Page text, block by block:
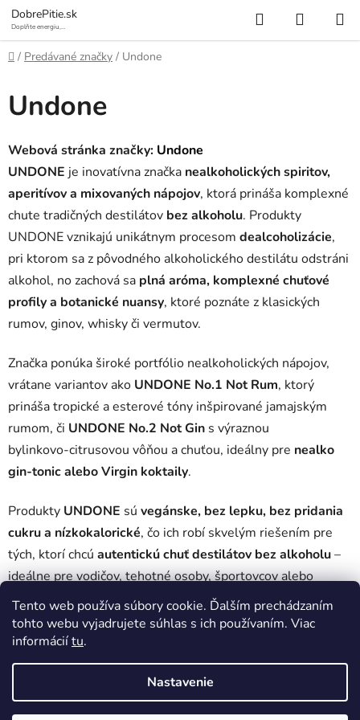
Tento web používa súbory cookie. Ďalším prechádzaním
tohto webu vyjadrujete súhlas s ich používaním. Viac
informáciítu.
Nastavenie
Prejsť
na
obsah
DobrePitie.sk
Doplňte energiu,
Hľadať
KOŠÍK
Domov
/ Predávané značky / Undone
Undone
Webová stránka značky: Undone
UNDONE je inovatívna značka nealkoholických spiritov,
aperitívov a mixovaných nápojov, ktorá prináša komplexné
chute tradičných destilátov bez alkoholu. Produkty
UNDONE vznikajú unikátnym procesom dealcoholizácie,
pri ktorom sa z pôvodného alkoholického destilátu odstráni
alkohol, no zachová sa plná aróma, komplexné chuťové
profily a botanické nuansy, ktoré poznáte z klasických
rumov, ginov, whisky či vermutov.
Značka ponúka široké portfólio nealkoholických nápojov,
vrátane variantov ako UNDONE No.1 Not Rum, ktorý
prináša tropické a esterové tóny inšpirované jamajským
rumom, či UNDONE No.2 Not Gin s výraznou
bylinkovo‑citrusovou vôňou a chuťou, ideálny pre nealko
gin‑tonic alebo Virgin koktaily.
Produkty UNDONE sú vegánske, bez lepku, bez pridania
cukru a nízkokalorické, čo ich robí skvelým riešením pre
tých, ktorí chcú autentickú chuť destilátov bez alkoholu–
ideálne pre vodičov, tehotné osoby, športovcov alebo
každého, kto preferuje pohodlné a spoločenské pitie bez
alkoholu.
Undone sa nenašli...